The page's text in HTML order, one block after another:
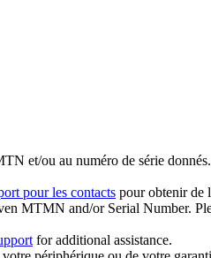
et/ou au numéro de série
pour les contacts pour obtenir de
MTMN and/or Serial Number.
for additional assistance.